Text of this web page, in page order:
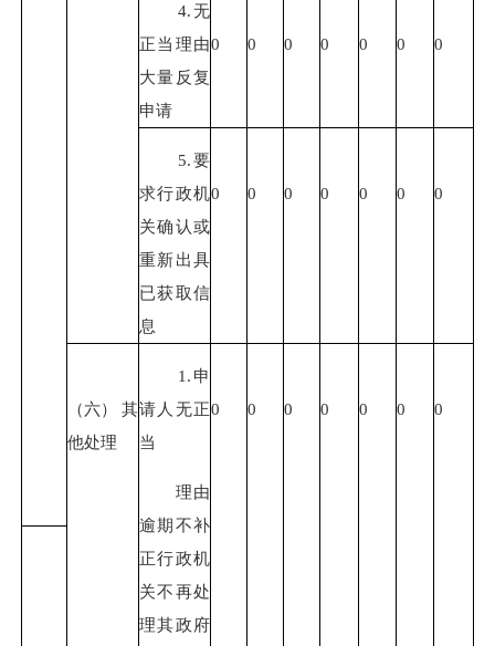
4.无
正当理由
大量反复
申请
0 0 0 0 0 0 0
5.要
求行政机
关确认或
重新出具
已获取信
息
0 0 0 0 0 0 0
（六） 其
他处理
1.申
请人无正
当
理由
逾期不补
正行政机
关不再处
理其政府
0 0 0 0 0 0 0